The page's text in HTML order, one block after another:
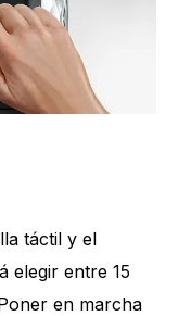
táctil y el
elegir entre 15
en marcha